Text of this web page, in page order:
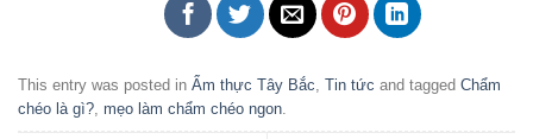
This entry was posted in Ẩm thực Tây Bắc, Tin tức and tagged Chẩm
chéo là gì?, mẹo làm chẩm chéo ngon.